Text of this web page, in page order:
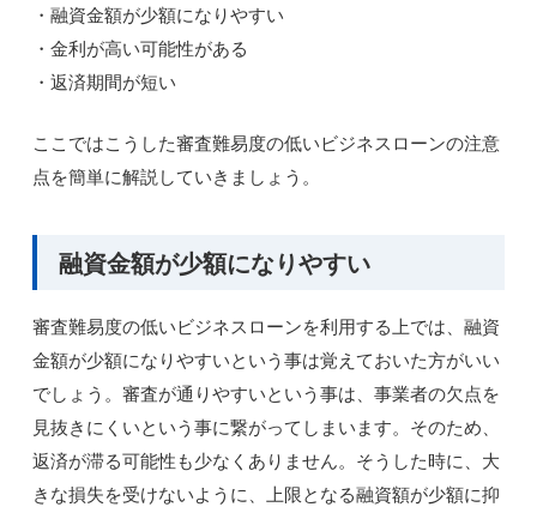
・融資金額が少額になりやすい
・金利が高い可能性がある
・返済期間が短い
ここではこうした審査難易度の低いビジネスローンの注意
点を簡単に解説していきましょう。
融資金額が少額になりやすい
審査難易度の低いビジネスローンを利用する上では、融資
金額が少額になりやすいという事は覚えておいた方がいい
でしょう。審査が通りやすいという事は、事業者の欠点を
見抜きにくいという事に繋がってしまいます。そのため、
返済が滞る可能性も少なくありません。そうした時に、大
きな損失を受けないように、上限となる融資額が少額に抑